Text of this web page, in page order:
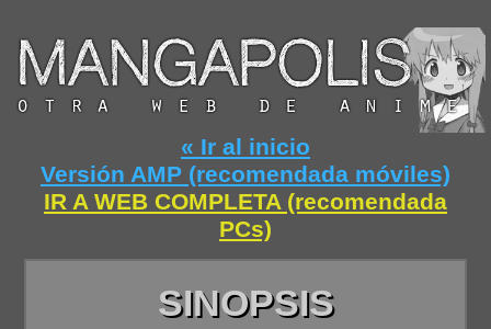
« Ir al inicio
Versión AMP (recomendada móviles)
IR A WEB COMPLETA (recomendada
PCs)
SINOPSIS